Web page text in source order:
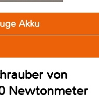
Akku
von
Newtonmeter